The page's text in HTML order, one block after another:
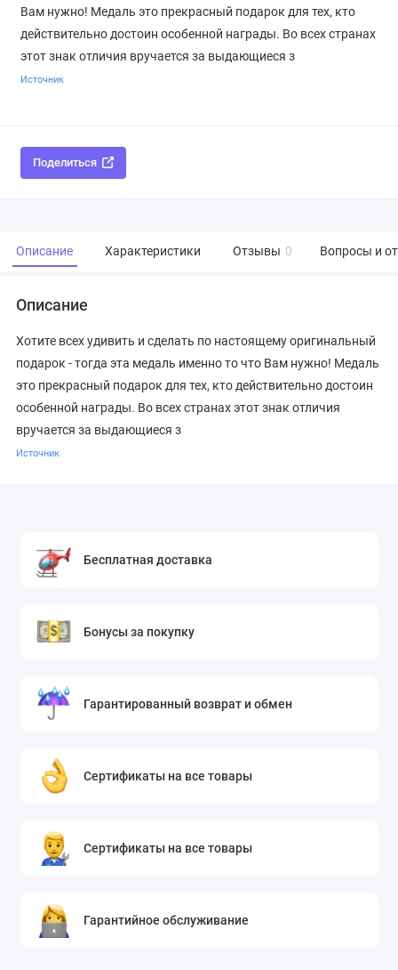
Вам нужно! Медаль это прекрасный подарок для тех, кто
действительно достоин особенной награды. Во всех странах
этот знак отличия вручается за выдающиеся з
Источник
Поделиться
Описание Характеристики Отзывы 0 Вопросы и
Описание
Хотите всех удивить и сделать по настоящему оригинальный
подарок - тогда эта медаль именно то что Вам нужно! Медаль
это прекрасный подарок для тех, кто действительно достоин
особенной награды. Во всех странах этот знак отличия
вручается за выдающиеся з
Источник
Бесплатная доставка
Бонусы за покупку
Гарантированный возврат и обмен
Сертификаты на все товары
Сертификаты на все товары
Гарантийное обслуживание